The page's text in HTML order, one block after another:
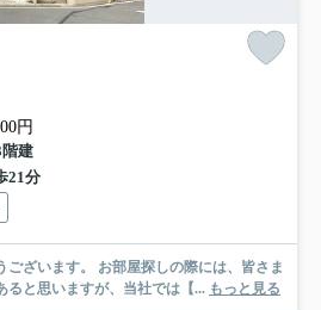
円
建
21分
探しの際には、皆さま
ると思いますが、当社では【... もっと見る